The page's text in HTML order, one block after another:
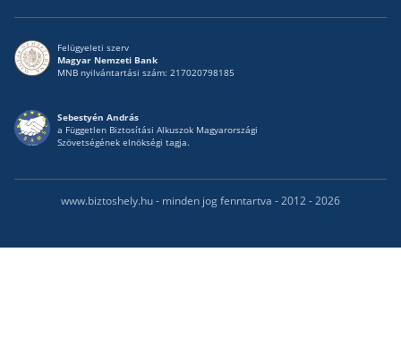
Felügyeleti szerv
Magyar Nemzeti Bank
MNB nyilvántartási szám: 217020798185
Sebestyén András
a Független Biztosítási Alkuszok Magyarországi
Szövetségének elnökségi tagja.
www.biztoshely.hu - minden jog fenntartva - 2012 - 2026